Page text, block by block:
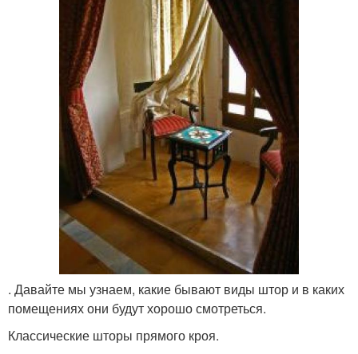
. Давайте мы узнаем, какие бывают виды штор и в каких
помещениях они будут хорошо смотреться.
Классические шторы прямого кроя.